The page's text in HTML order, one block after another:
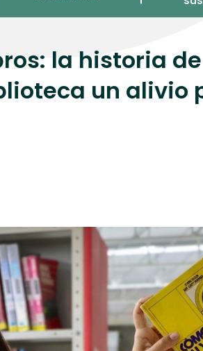
la historia
un alivio